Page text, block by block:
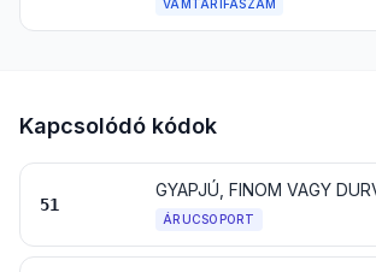
VÁMTARIFASZÁM
Kapcsolódó kódok
51
ÁRUCSOPORT